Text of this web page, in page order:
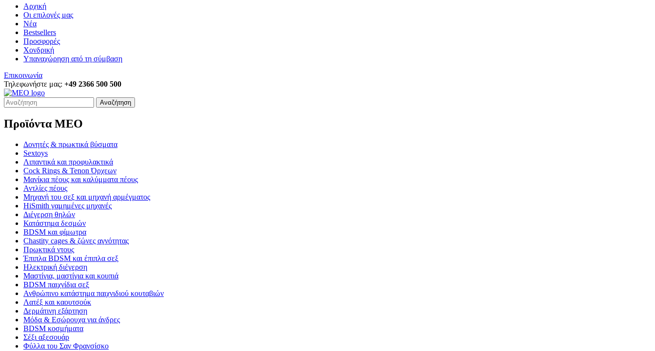
Αρχική
Οι επιλογές μας
Νέα
Bestsellers
Προσφορές
Χονδρική
Υπαναχώρηση από τη σύμβαση
Επικοινωνία
Τηλεφωνήστε μας: +49 2366 500 500
Αναζήτηση
Προϊόντα MEO
Δονητές & πρωκτικά βύσματα
Sextoys
Λιπαντικά και προφυλακτικά
Cock Rings & Tenon Όρχεων
Μανίκια πέους και καλύμματα πέους
Αντλίες πέους
Μηχανή του σεξ και μηχανή αρμέγματος
HiSmith γαμημένες μηχανές
Διέγερση θηλών
Κατάστημα δεσμών
BDSM και φίμωτρα
Chastity cages & ζώνες αγνότητας
Πρωκτικά ντους
Έπιπλα BDSM και έπιπλα σεξ
Ηλεκτρική διέγερση
Μαστίγια, μαστίγια και κουπιά
BDSM παιχνίδια σεξ
Ανθρώπινο κατάστημα παιχνιδιού κουταβιών
Λατέξ και καουτσούκ
Δερμάτινη εξάρτηση
Μόδα & Εσώρουχα για άνδρες
BDSM κοσμήματα
Σέξι αξεσουάρ
Φύλλα του Σαν Φρανσίσκο